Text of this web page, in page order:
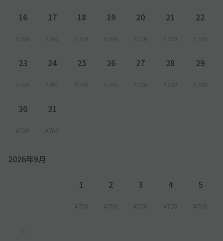
16
¥700
17
¥700
18
¥700
19
¥700
20
¥700
21
¥700
22
¥700
23
¥700
24
¥700
25
¥700
26
¥700
27
¥700
28
¥700
29
¥700
30
¥700
31
¥700
2026年9月
1
¥700
2
¥700
3
¥700
4
¥700
5
¥700